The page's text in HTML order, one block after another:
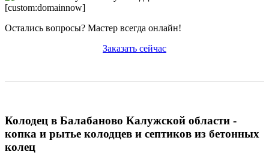
Остались вопросы? Мастер всегда онлайн!
Заказать сейчас
Колодец в Балабаново Калужской области -
копка и рытье колодцев и септиков из бетонных
колец